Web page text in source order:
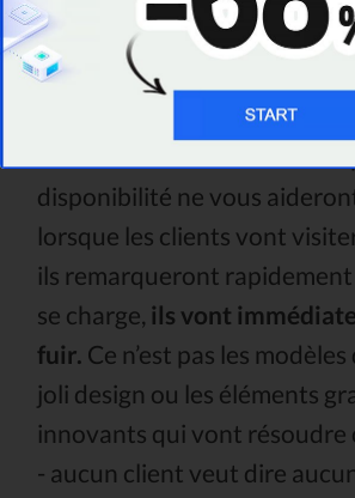
lorsqu'il marche.
Dans un scénario pareil,
disponibilité ne vous
lorsque les clients vont
ils remarqueront
se charge, ils vont
fuir. Ce n’est pas les
joli design ou les éléments
innovants qui vont résoudre
- aucun client veut dire